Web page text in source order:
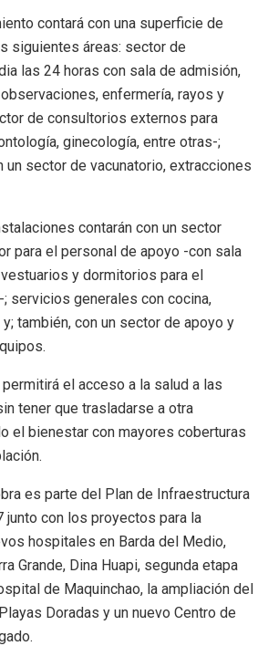
contará con una superficie de
siguientes áreas: sector de
las 24 horas con sala de admisión,
enfermería, rayos y
de consultorios externos para
ginecología, entre otras-;
un sector de vacunatorio, extracciones
contarán con un sector
para el personal de apoyo -con sala
y dormitorios para el
servicios generales con cocina,
también, con un sector de apoyo y
el acceso a la salud a las
tener que trasladarse a otra
el bienestar con mayores coberturas
es parte del Plan de Infraestructura
junto con los proyectos para la
hospitales en Barda del Medio,
Grande, Dina Huapi, segunda etapa
de Maquinchao, la ampliación del
Doradas y un nuevo Centro de